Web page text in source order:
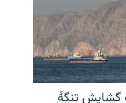
گشایش تنگهٔ